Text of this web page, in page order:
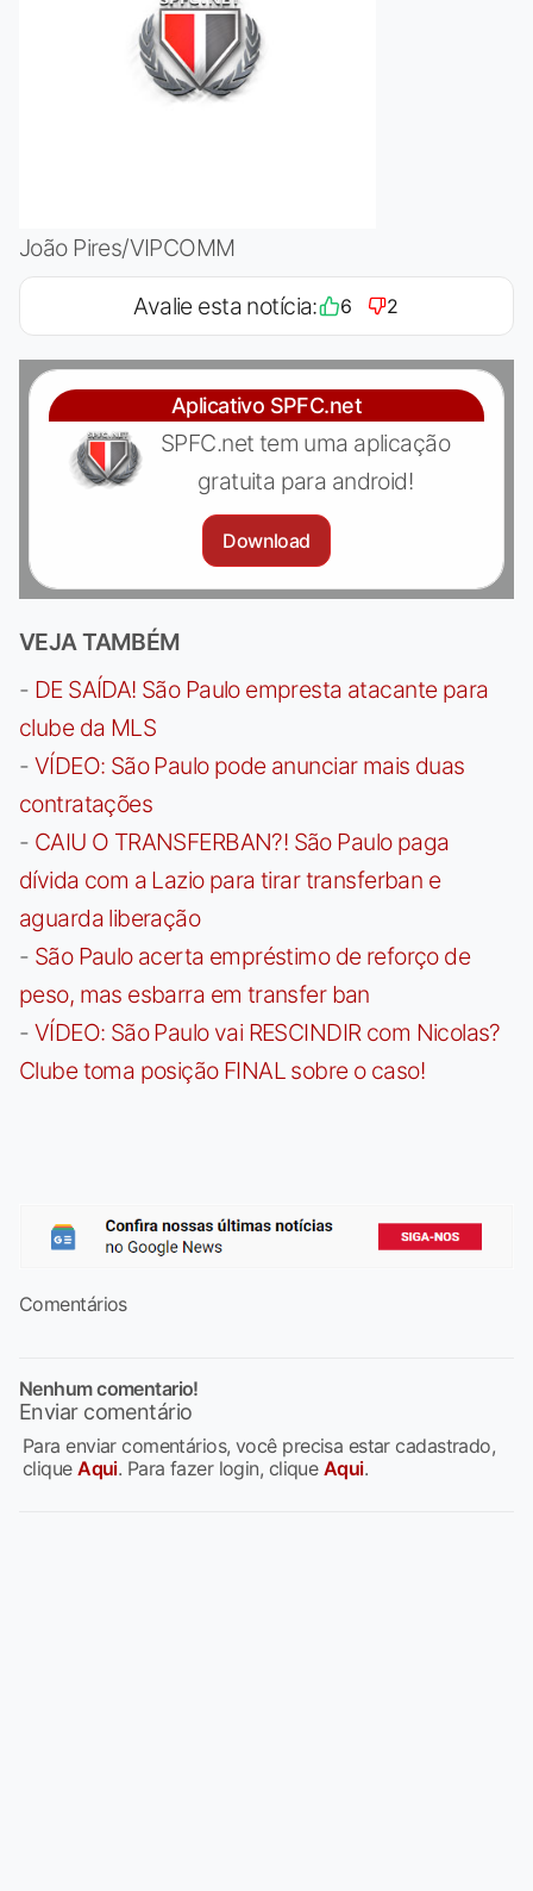
João Pires/VIPCOMM
Avalie esta notícia: 6 2
Aplicativo SPFC.net
SPFC.net tem uma aplicação
gratuita para android!
Download
VEJA TAMBÉM
- DE SAÍDA! São Paulo empresta atacante para
clube da MLS
- VÍDEO: São Paulo pode anunciar mais duas
contratações
- CAIU O TRANSFERBAN?! São Paulo paga
dívida com a Lazio para tirar transferban e
aguarda liberação
- São Paulo acerta empréstimo de reforço de
peso, mas esbarra em transfer ban
- VÍDEO: São Paulo vai RESCINDIR com Nicolas?
Clube toma posição FINAL sobre o caso!
Comentários
Nenhum comentario!
Enviar comentário
Para enviar comentários, você precisa estar cadastrado,
cliqueAqui. Para fazer login, clique Aqui.